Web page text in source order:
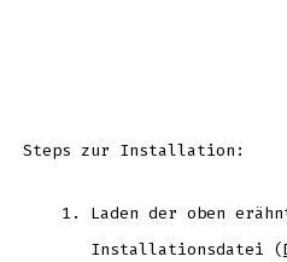
Steps zur Installation:
Laden der oben
Installationsdatei (